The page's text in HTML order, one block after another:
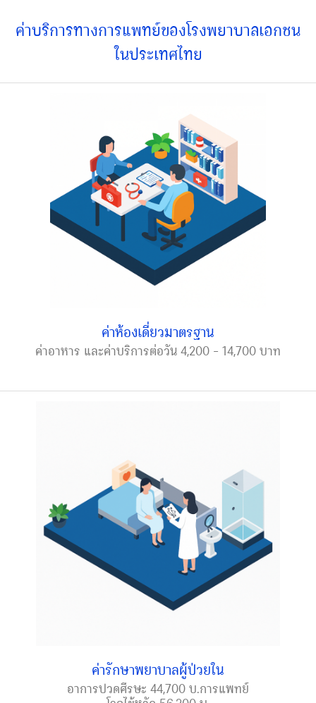
ค่าบริการทางการแพทย์ของโรงพยาบาลเอกชน
ในประเทศไทย
ค่าห้องเดี่ยวมาตรฐาน
ค่าอาหาร และค่าบริการต่อวัน 4,200 – 14,700 บาท
ค่ารักษาพยาบาลผู้ป่วยใน
อาการปวดศีรษะ 44,700 บ.การแพทย์